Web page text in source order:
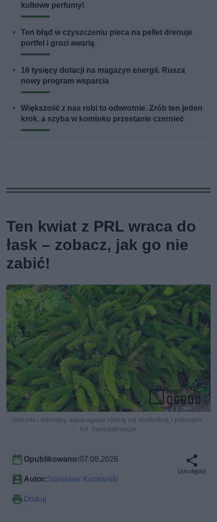
kultowe perfumy!
Ten błąd w czyszczeniu pieca na pellet drenuje
portfel i grozi awarią
16 tysięcy dotacji na magazyn energii. Rusza
nowy program wsparcia
Większość z nas robi to odwrotnie. Zrób ten jeden
krok, a szyba w kominku przestanie czernieć
Ten kwiat z PRL wraca do
łask – zobacz, jak go nie
zabić!
Gatunki i odmiany asparagusa różnią się wielkością i pokrojem,
fot. thomasknospe
Opublikowano:07.08.2026
Autor:Stanisław Kozłowski
Drukuj
Udostępnij